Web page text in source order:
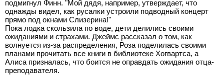
подмигнул Финн. "Мой дядя, например, утверждает, что
однажды видел, как русалки устроили подводный концерт
прямо под окнами Слизерина!"
Пока лодка скользила по воде, дети делились своими
ожиданиями и страхами. Джеймс рассказал о том, как
волнуется из-за распределения, Роза поделилась своими
планами прочитать все книги в библиотеке Хогвартса, а
Алиса призналась, что боится не оправдать ожидания отца-
преподавателя.